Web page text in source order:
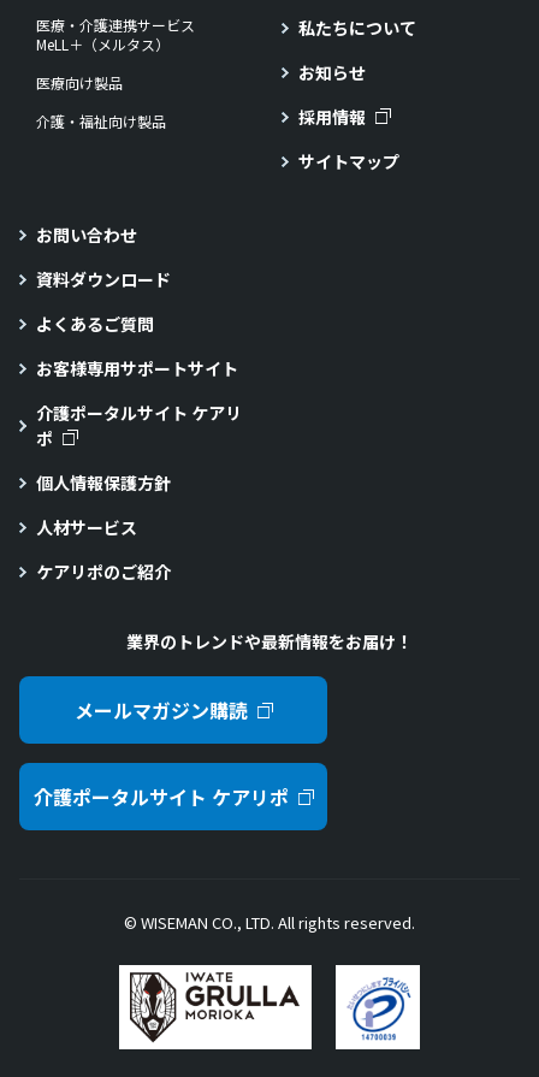
医療・介護連携サービス
MeLL＋（メルタス）
医療向け製品
介護・福祉向け製品
私たちについて
お知らせ
採用情報
サイトマップ
お問い合わせ
資料ダウンロード
よくあるご質問
お客様専用サポートサイト
介護ポータルサイト ケアリ
ポ
個人情報保護方針
人材サービス
ケアリポのご紹介
業界のトレンドや最新情報をお届け！
メールマガジン購読
介護ポータルサイト ケアリポ
© WISEMAN CO., LTD. All rights reserved.